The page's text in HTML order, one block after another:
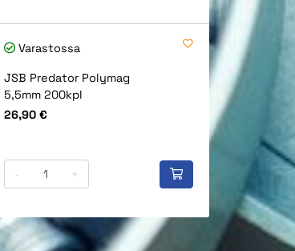
Varastossa
JSB Predator Polymag
5,5mm 200kpl
Hinta
26,90 €
- +